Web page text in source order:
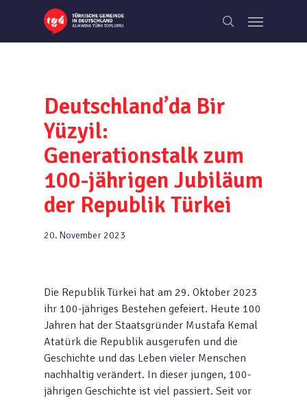
main
search
Menu
Deutschland’da Bir
Yüzyil:
Generationstalk zum
100-jährigen Jubiläum
der Republik Türkei
20. November 2023
Die Republik Türkei hat am 29. Oktober 2023
ihr 100-jähriges Bestehen gefeiert. Heute 100
Jahren hat der Staatsgründer Mustafa Kemal
Atatürk die Republik ausgerufen und die
Geschichte und das Leben vieler Menschen
nachhaltig verändert. In dieser jungen, 100-
jährigen Geschichte ist viel passiert. Seit vor